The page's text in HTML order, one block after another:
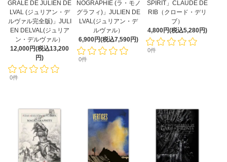
GRALE DE JULIEN DE
LVAL (ジュリアン・デ
ルヴァル完全版)」JULI
EN DELVAL(ジュリア
ン・デルヴァル）
12,000円(税込13,200
円)
0件
NOGRAPHIE (ラ・モノ
グラフィ)」JULIEN DE
LVAL(ジュリアン・デ
ルヴァル）
6,900円(税込7,590円)
0件
SPIRIT」CLAUDE DE
RIB（クロード・デリ
ブ）
4,800円(税込5,280円)
0件